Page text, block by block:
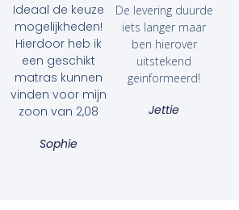
Ideaal de keuze
mogelijkheden!
Hierdoor heb ik
een geschikt
matras kunnen
vinden voor mijn
zoon van 2,08
Sophie
De levering duurde
iets langer maar
ben hierover
uitstekend
geinformeerd!
Jettie